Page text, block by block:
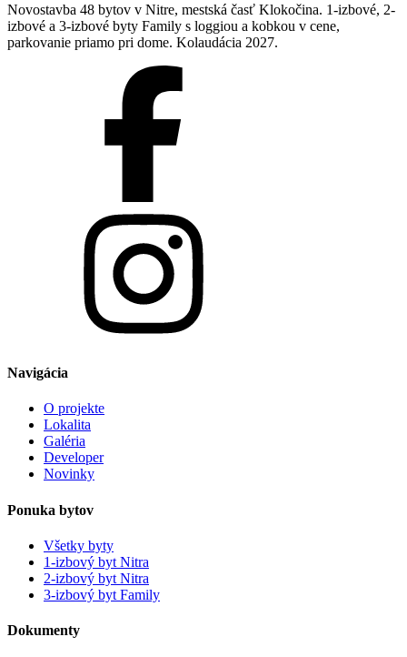
Novostavba 48 bytov v Nitre, mestská časť Klokočina. 1-izbové, 2-
izbové a 3-izbové byty Family s loggiou a kobkou v cene,
parkovanie priamo pri dome. Kolaudácia 2027.
Navigácia
O projekte
Lokalita
Galéria
Developer
Novinky
Ponuka bytov
Všetky byty
1-izbový byt Nitra
2-izbový byt Nitra
3-izbový byt Family
Dokumenty